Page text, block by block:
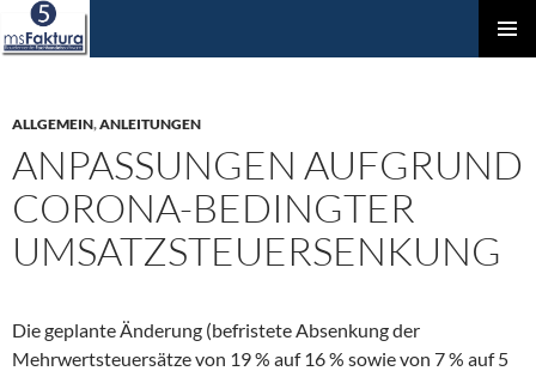
ZUM
ALLGEMEIN,ANLEITUNGEN
ANPASSUNGEN AUFGRUND
CORONA-BEDINGTER
UMSATZ­STEUER­SENKUNG
Die geplante Änderung (befristete Absenkung der
Mehrwertsteuersätze von 19 % auf 16 % sowie von 7 % auf 5